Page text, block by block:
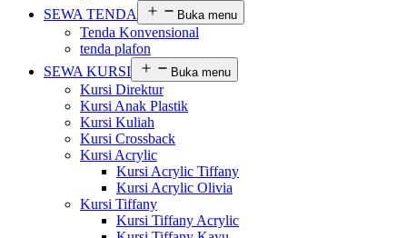
SEWA TENDA
Buka menu
Tenda Konvensional
tenda plafon
SEWA KURSI
Buka menu
Kursi Direktur
Kursi Anak Plastik
Kursi Kuliah
Kursi Crossback
Kursi Acrylic
Kursi Acrylic Tiffany
Kursi Acrylic Olivia
Kursi Tiffany
Kursi Tiffany Acrylic